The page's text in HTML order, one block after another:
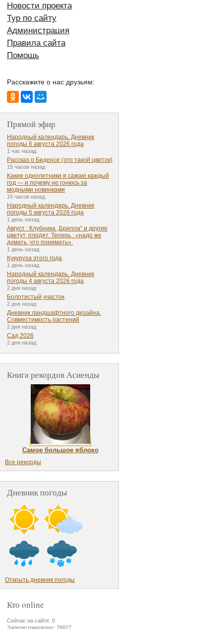
Новости проекта
Тур по сайту
Администрация
Правила сайта
Помощь
Расскажите о нас друзьям:
Прямой эфир
Народный календарь. Дневник
погоды 6 августа 2026 года
1 час назад
Рассказ о Биденсе (это такой цветок)
15 часов назад
Какие однолетники я сажаю каждый
год — и почему не гонюсь за
модными новинками
15 часов назад
Народный календарь. Дневник
погоды 5 августа 2026 года
1 день назад
Август : Клубника „Брилла“ и другие
цветут, плодят. Теперь : «надо же
думать, что понимать».
1 день назад
Кукуруза этого года
1 день назад
Народный календарь. Дневник
погоды 4 августа 2026 года
2 дня назад
Болотистый участок
2 дня назад
Дневник ландшафтного дизайна.
Совместимость растений
2 дня назад
Сад 2026
2 дня назад
Книга рекордов Асиенды
Самое большое яблоко
Все рекорды
Дневник погоды
Открыть дневник погоды
Кто online
Сейчас на сайте: 0
Зарегистрировано: 78827